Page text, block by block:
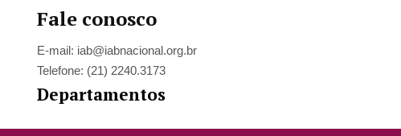
Fale conosco
E-mail: iab@iabnacional.org.br
Telefone: (21) 2240.3173
Departamentos